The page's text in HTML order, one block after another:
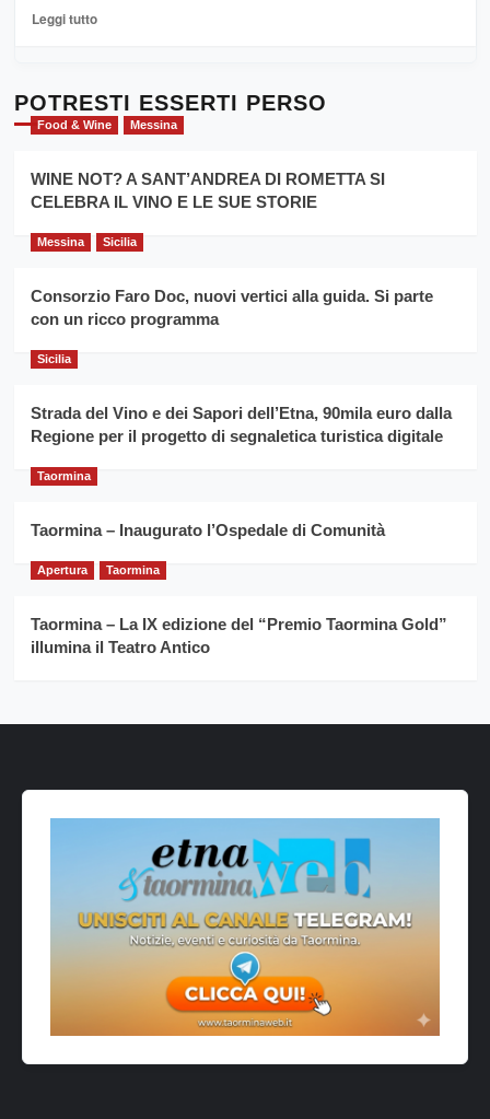
Sicilia
l’
evento
per
la
filiera
grano
Leggi tuttoLeggi
Cronoscalata
Giarre
Montesalice
per
il
anno
Franco
Caruso
POTRESTI ESSERTI PERSO
Food & Wine Messina
WINE NOT? A SANT’ANDREA DI ROMETTA SI
CELEBRA IL VINO E LE SUE STORIE
Messina Sicilia
Consorzio Faro Doc, nuovi vertici alla guida. Si parte
con un ricco programma
Sicilia
Strada del Vino e dei Sapori dell’Etna, 90mila euro dalla
Regione per il progetto di segnaletica turistica digitale
Taormina
Taormina – Inaugurato l’Ospedale di Comunità
Apertura Taormina
Taormina – La IX edizione del “Premio Taormina Gold”
illumina il Teatro Antico